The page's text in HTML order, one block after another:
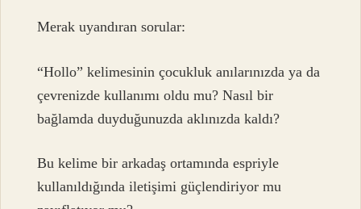
Merak uyandıran sorular:
“Hollo” kelimesinin çocukluk anılarınızda ya da
çevrenizde kullanımı oldu mu? Nasıl bir
bağlamda duyduğunuzda aklınızda kaldı?
Bu kelime bir arkadaş ortamında espriyle
kullanıldığında iletişimi güçlendiriyor mu